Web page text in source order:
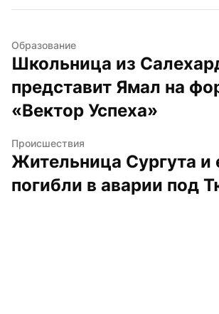
Образование
Школьница из
представит Ямал на
«Вектор Успеха»
Происшествия
Жительница Сургута и
погибли в аварии под